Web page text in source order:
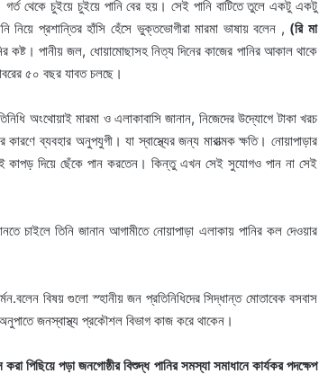
থেকে চুইয়ে চুইয়ে পানি বের হয়। সেই পানি বাটিতে তুলে একটু একটু
প্রশান্তির হাঁসি হেঁসে ভুক্তভোগীরা মারমা ভাষায় বলেন , (রি মা
কষ্ট। পানীয় জল, ধোয়ামোছাসহ নিত্য দিনের কাজের পানির আকাল থাকে
৫০ বছর যাবত চলছে।
অংথোয়াই মারমা ও এলাকাবাসি জানান, নিজেদের উদ্যোগে টাকা খরচ
ব্যবহার অনুপযুগী। যা স্বাস্থ্যের জন্য মারাত্মক ক্ষতি। নোয়াপাড়ার
কাপড় দিয়ে ছেঁকে পান করতেন। কিন্তু এখন সেই সুযোগও পান না সেই
চাইলে তিনি জানান আগামীতে নোয়াপাড়া এলাকায় পানির কল দেওয়ার
বিষয় গুলো স্হানীয় জন প্রতিনিধিদের সিদ্ধান্ত মোতাবেক বসবাস
অনুপাতে জনস্বাস্থ্য প্রকৌশল বিভাগ কাজ করে থাকেন।
পিছিয়ে পড়া জনগোষ্ঠীর বিশুদ্ধ পানির সমস্যা সমাধানে কার্যকর পদক্ষেপ